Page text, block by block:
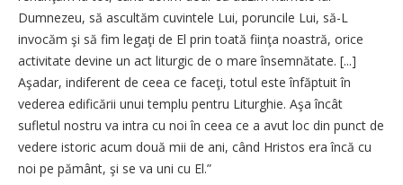
Dumnezeu, să ascultăm cuvintele Lui, poruncile Lui, să-L
invocăm şi să fim legaţi de El prin toată fiinţa noastră, orice
activitate devine un act liturgic de o mare însemnătate. [...]
Aşadar, indiferent de ceea ce faceţi, totul este înfăptuit în
vederea edificării unui templu pentru Liturghie. Aşa încât
sufletul nostru va intra cu noi în ceea ce a avut loc din punct de
vedere istoric acum două mii de ani, când Hristos era încă cu
noi pe pământ, şi se va uni cu El.”